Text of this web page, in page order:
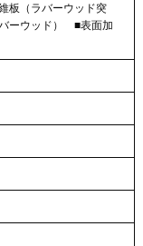
板（ラバーウッド突
ーウッド） ■表面加